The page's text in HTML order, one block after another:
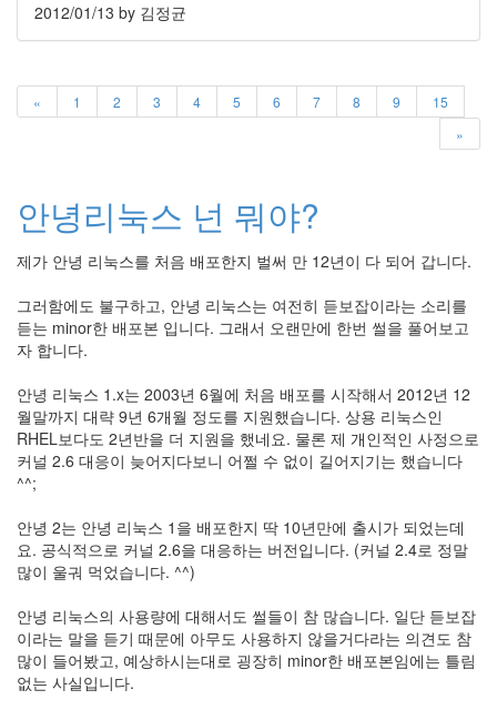
2012/01/13 by 김정균
« 1 2 3 4 5 6 7 8 9
15
»
안녕리눅스 넌 뭐야?
제가 안녕 리눅스를 처음 배포한지 벌써 만 12년이 다 되어 갑니다.
그러함에도 불구하고, 안녕 리눅스는 여전히 듣보잡이라는 소리를
듣는 minor한 배포본 입니다. 그래서 오랜만에 한번 썰을 풀어보고
자 합니다.
안녕 리눅스 1.x는 2003년 6월에 처음 배포를 시작해서 2012년 12
월말까지 대략 9년 6개월 정도를 지원했습니다. 상용 리눅스인
RHEL보다도 2년반을 더 지원을 했네요. 물론 제 개인적인 사정으로
커널 2.6 대응이 늦어지다보니 어쩔 수 없이 길어지기는 했습니다
^^;
안녕 2는 안녕 리눅스 1을 배포한지 딱 10년만에 출시가 되었는데
요. 공식적으로 커널 2.6을 대응하는 버전입니다. (커널 2.4로 정말
많이 울궈 먹었습니다. ^^)
안녕 리눅스의 사용량에 대해서도 썰들이 참 많습니다. 일단 듣보잡
이라는 말을 듣기 때문에 아무도 사용하지 않을거다라는 의견도 참
많이 들어봤고, 예상하시는대로 굉장히 minor한 배포본임에는 틀림
없는 사실입니다.
Tech
143
녕
리
프
로
래
57
Mozilla
23
&
Trick
18
security
3
Diving
0
제
리
뷰
5